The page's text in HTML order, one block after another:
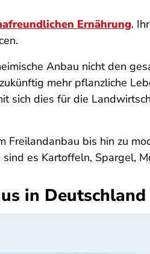
Ernährung.
Anbau nicht den
mehr pflanzliche
sich dies für die
bis hin zu
es Kartoffeln, Spargel,
in Deutschland